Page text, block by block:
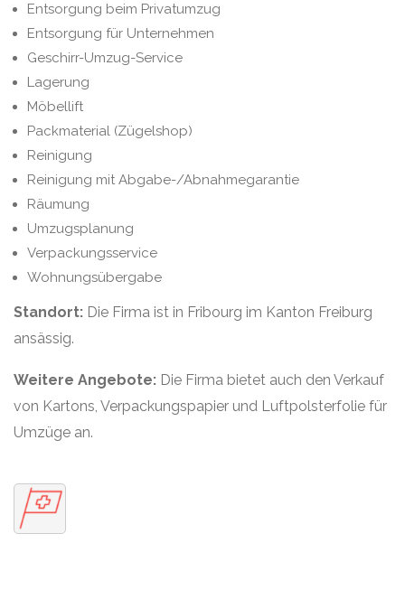
Entsorgung beim Privatumzug
Entsorgung für Unternehmen
Geschirr-Umzug-Service
Lagerung
Möbellift
Packmaterial (Zügelshop)
Reinigung
Reinigung mit Abgabe-/Abnahmegarantie
Räumung
Umzugsplanung
Verpackungsservice
Wohnungsübergabe
Standort: Die Firma ist in Fribourg im Kanton Freiburg
ansässig.
Weitere Angebote: Die Firma bietet auch den Verkauf
von Kartons, Verpackungspapier und Luftpolsterfolie für
Umzüge an.